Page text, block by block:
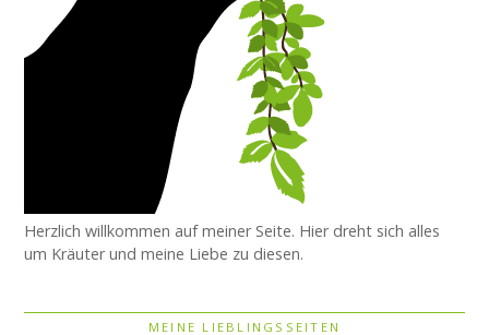
Herzlich willkommen auf meiner Seite. Hier dreht sich alles
um Kräuter und meine Liebe zu diesen.
MEINE LIEBLINGSSEITEN